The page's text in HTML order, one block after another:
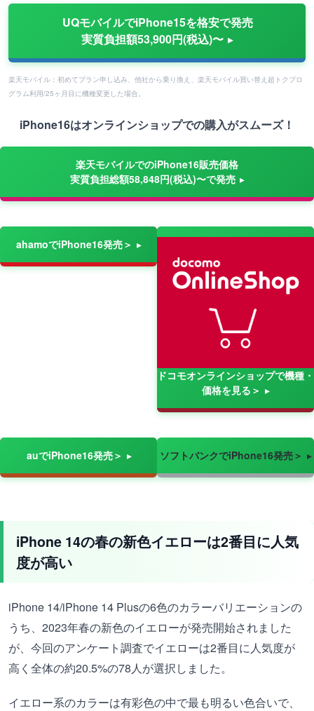
UQモバイルでiPhone15を格安で発売
実質負担額53,900円(税込)〜
楽天モバイル：初めてプラン申し込み、他社から乗り換え、楽天モバイル買い替え超トクプロ
グラム利用/25ヶ月目に機種変更した場合。
iPhone16はオンラインショップでの購入がスムーズ！
楽天モバイルでのiPhone16販売価格
実質負担総額58,848円(税込)〜で発売
ahamoでiPhone16発売＞
ドコモオンラインショップで機種・
価格を見る＞
auでiPhone16発売＞ ソフトバンクでiPhone16発売＞
iPhone 14の春の新色イエローは2番目に人気
度が高い
iPhone 14/iPhone 14 Plusの6色のカラーバリエーションの
うち、2023年春の新色のイエローが発売開始されました
が、今回のアンケート調査でイエローは2番目に人気度が
高く全体の約20.5%の78人が選択しました。
イエロー系のカラーは有彩色の中で最も明るい色合いで、